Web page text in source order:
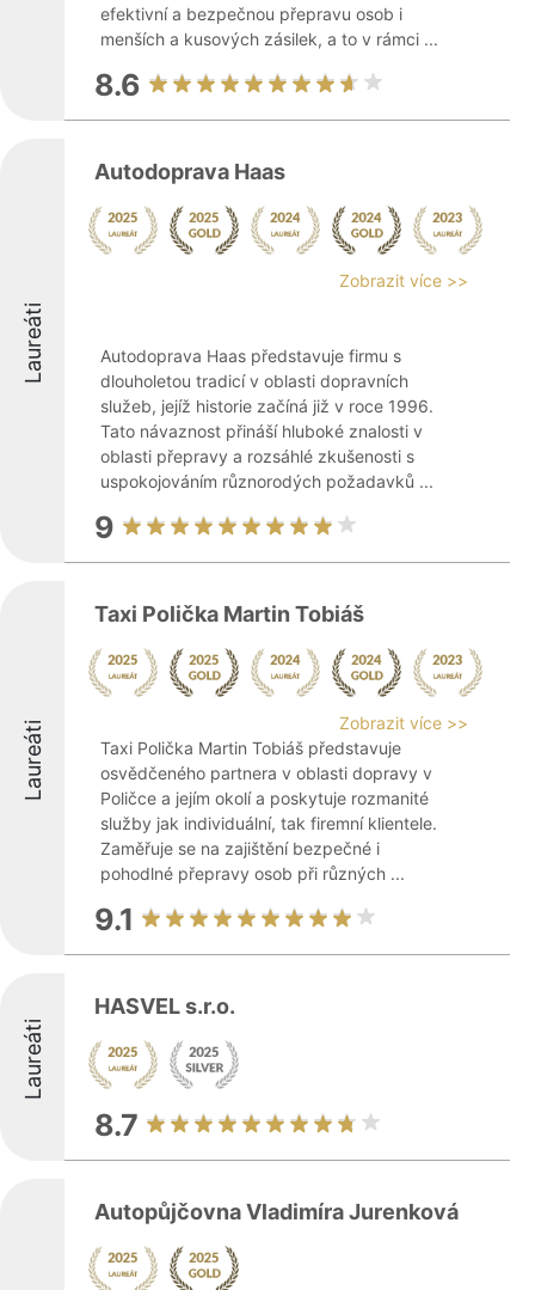
efektivní a bezpečnou přepravu osob i
menších a kusových zásilek, a to v rámci ...
8.6
Laureáti
Autodoprava Haas
Zobrazit více >>
Autodoprava Haas představuje firmu s
dlouholetou tradicí v oblasti dopravních
služeb, jejíž historie začíná již v roce 1996.
Tato návaznost přináší hluboké znalosti v
oblasti přepravy a rozsáhlé zkušenosti s
uspokojováním různorodých požadavků ...
9
Laureáti
Taxi Polička Martin Tobiáš
Zobrazit více >>
Taxi Polička Martin Tobiáš představuje
osvědčeného partnera v oblasti dopravy v
Poličce a jejím okolí a poskytuje rozmanité
služby jak individuální, tak firemní klientele.
Zaměřuje se na zajištění bezpečné i
pohodlné přepravy osob při různých ...
9.1
Laureáti
HASVEL s.r.o.
8.7
Autopůjčovna Vladimíra Jurenková